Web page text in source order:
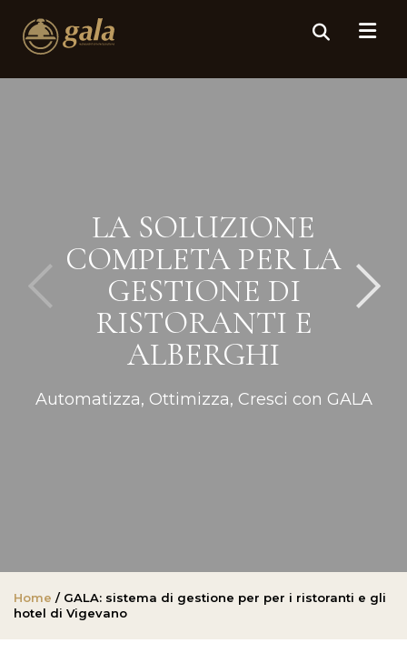
LA SOLUZIONE
COMPLETA PER LA
GESTIONE DI
RISTORANTI E
ALBERGHI
Automatizza, Ottimizza, Cresci con GALA
Home / GALA: sistema di gestione per per i ristoranti e gli
hotel di Vigevano